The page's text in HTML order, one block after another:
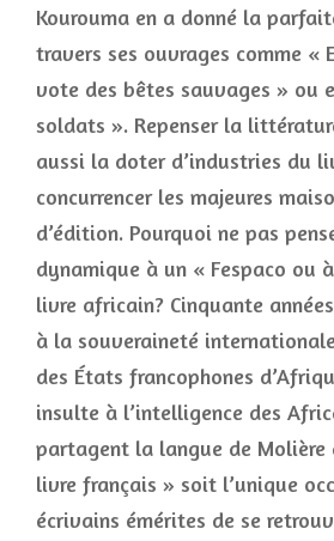
Kourouma en a donné la
travers ses ouvrages comme «
vote des bêtes sauvages » ou
soldats ». Repenser la
aussi la doter d’industries du
concurrencer les majeures
d’édition. Pourquoi ne pas
dynamique à un « Fespaco ou
livre africain? Cinquante
à la souveraineté
des États francophones
insulte à l’intelligence des
partagent la langue de Molière
livre français » soit l’unique
écrivains émérites de se